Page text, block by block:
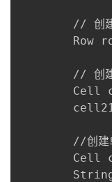
// 创建行
Row row2
// 创建单
Cell
//创建单元
Cell
String